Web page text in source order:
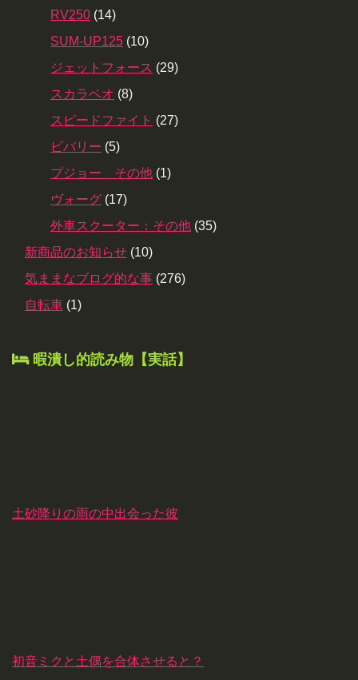
RV250 (14)
SUM-UP125 (10)
ジェットフォース (29)
スカラベオ (8)
スピードファイト (27)
ビバリー (5)
プジョー その他 (1)
ヴォーグ (17)
外車スクーター：その他 (35)
新商品のお知らせ (10)
気ままなブログ的な事 (276)
自転車 (1)
暇潰し的読み物【実話】
土砂降りの雨の中出会った彼
初音ミクと土偶を合体させると？